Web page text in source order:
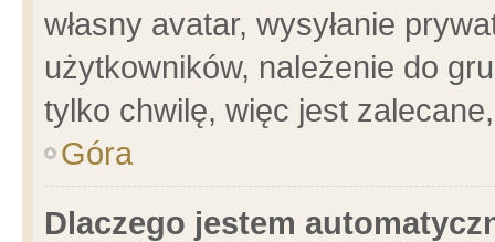
własny avatar, wysyłanie
użytkowników, należenie do
tylko chwilę, więc jest
Góra
Dlaczego jestem